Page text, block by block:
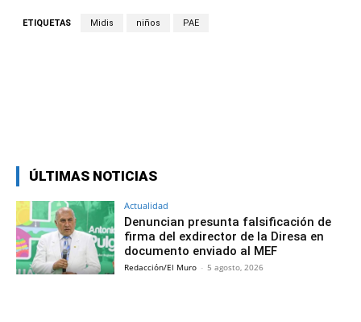
ETIQUETAS Midis niños PAE
ÚLTIMAS NOTICIAS
Actualidad
Denuncian presunta falsificación de
firma del exdirector de la Diresa en
documento enviado al MEF
Redacción/El Muro - 5 agosto, 2026